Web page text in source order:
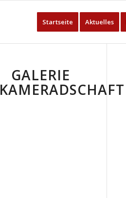
Startseite Aktuelles
GALERIE
KAMERADSCHAFT